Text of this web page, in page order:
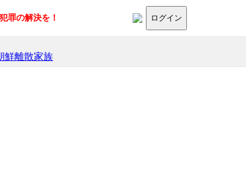
罪の解決を！ ログイン
鮮離散家族